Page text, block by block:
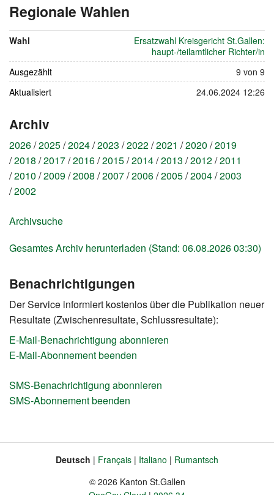
Regionale Wahlen
9.
Juni
2024
Wahl
Ersatzwahl Kreisgericht St.Gallen:
haupt-/teilamtlicher Richter/in
Ausgezählt
9 von 9
Aktualisiert
24.06.2024 12:26
Archiv
2026 2025 2024 2023 2022 2021 2020 2019
2018 2017 2016 2015 2014 2013 2012 2011
2010 2009 2008 2007 2006 2005 2004 2003
2002
Archivsuche
Gesamtes Archiv herunterladen (Stand: 06.08.2026 03:30)
Benachrichtigungen
Der Service informiert kostenlos über die Publikation neuer
Resultate (Zwischenresultate, Schlussresultate):
E-Mail-Benachrichtigung abonnieren
E-Mail-Abonnement beenden
SMS-Benachrichtigung abonnieren
SMS-Abonnement beenden
FusszeileDeutsch Français Italiano
Rumantsch
© 2026 Kanton St.Gallen